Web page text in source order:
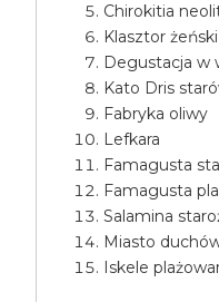
Chirokitia
Klasztor żeński
Degustacja w
Kato Dris
Fabryka oliwy
Lefkara
Famagusta
Famagusta
Salamina
Miasto
Iskele